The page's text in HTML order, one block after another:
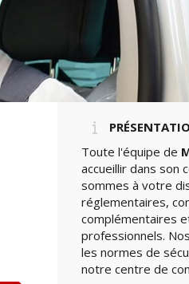
Toute l'équipe de
accueillir dans son
sommes à votre
réglementaires,
complémentaires
professionnels.
les normes de
notre centre de